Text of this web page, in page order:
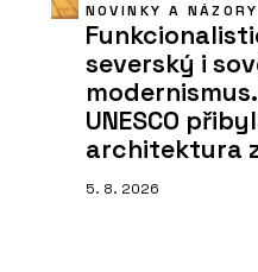
NOVINKY A NÁZORY
severský i
UNESCO
architektura
5. 8. 2026